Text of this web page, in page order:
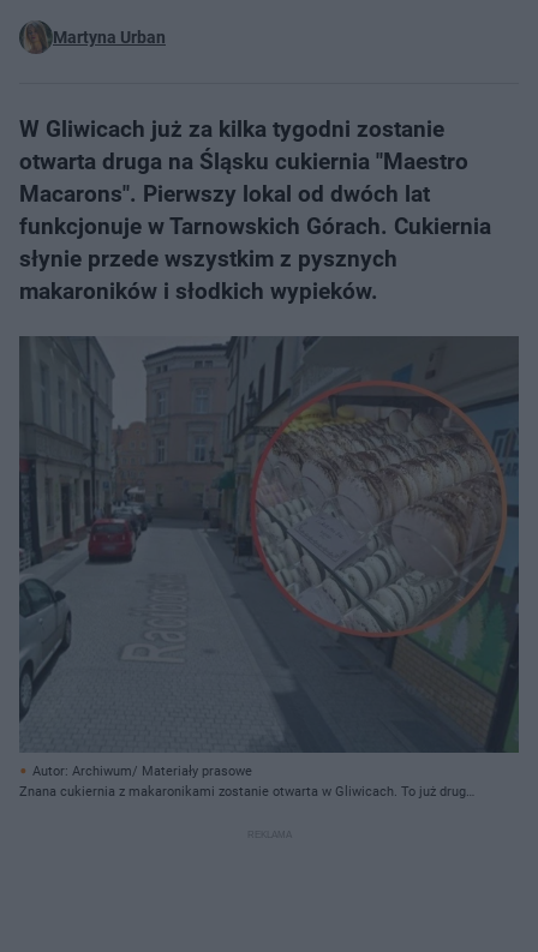
Martyna Urban
W Gliwicach już za kilka tygodni zostanie
otwarta druga na Śląsku cukiernia "Maestro
Macarons". Pierwszy lokal od dwóch lat
funkcjonuje w Tarnowskich Górach. Cukiernia
słynie przede wszystkim z pysznych
makaroników i słodkich wypieków.
Autor: Archiwum/ Materiały prasowe
Znana cukiernia z makaronikami zostanie otwarta w Gliwicach. To już druga